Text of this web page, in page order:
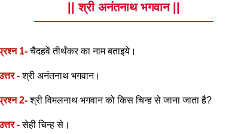
|| श्री अनंतनाथ भगवान ||
1-चैदहवें तीर्थंकर का नाम बताइये।
-श्री अनंतनाथ भगवान।
2-श्री विमलनाथ भगवान को किस चिन्ह से जाना जाता है?
-सेही चिन्ह से।